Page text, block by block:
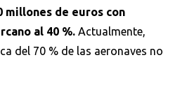
millones de euros con
al 40 %. Actualmente,
del 70 % de las aeronaves no